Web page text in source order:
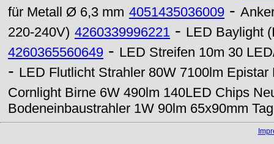
für Metall Ø 6,3 mm 4051435036009 -
220-240V) 4260339996221 - LED Baylight
4260365560649 - LED Streifen 10m 30
- LED Flutlicht Strahler 80W 7100lm
Cornlight Birne 6W 490lm 140LED Chips
Bodeneinbaustrahler 1W 90lm 65x90mm